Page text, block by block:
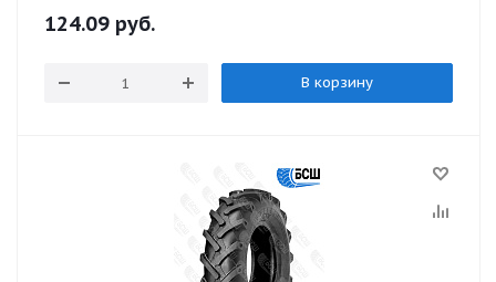
124.09 руб.
В корзину